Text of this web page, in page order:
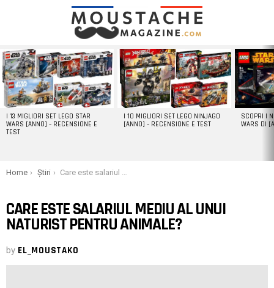
LATEST
STORIES
I 13 MIGLIORI SET LEGO STAR
WARS [ANNO] – RECENSIONE E
TEST
I 10 MIGLIORI SET LEGO NINJAGO
[ANNO] – RECENSIONE E TEST
SCOPRI I
WARS DI
You are here:
Home Știri Care este salariul mediu al unui naturist pentru animale?
CARE ESTE SALARIUL MEDIU AL UNUI
NATURIST PENTRU ANIMALE?
by EL_MOUSTAKO